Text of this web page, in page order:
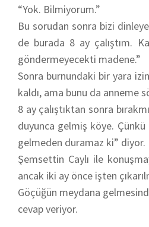
“Yok. Bilmiyorum.”
Bu sorudan sonra bizi
de burada 8 ay çalıştım.
göndermeyecekti madene.”
Sonra burnundaki bir yara
kaldı, ama bunu da anneme
8 ay çalıştıktan sonra
duyunca gelmiş köye. Çünkü
gelmeden duramaz ki” diyor.
Şemsettin Caylı ile
ancak iki ay önce işten
Göçüğün meydana
cevap veriyor.